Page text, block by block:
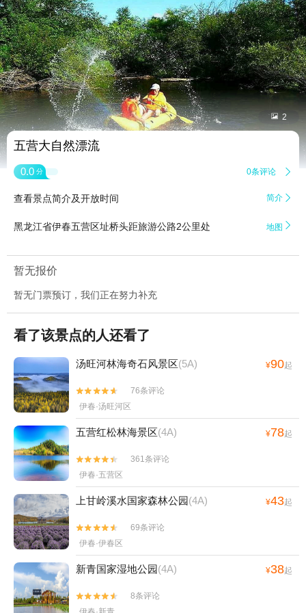
 2
五营大自然漂流
0.0 分 0条评论 
查看景点简介及开放时间 简介 
黑龙江省伊春五营区址桥头距旅游公路2公里处 地图 
暂无报价
暂无门票预订，我们正在努力补充
看了该景点的人还看了
汤旺河林海奇石风景区(5A) ¥90起


76条评论
伊春·汤旺河区
五营红松林海景区(4A) ¥78起


361条评论
伊春·五营区
上甘岭溪水国家森林公园(4A) ¥43起


69条评论
伊春·伊春区
新青国家湿地公园(4A) ¥38起


8条评论
